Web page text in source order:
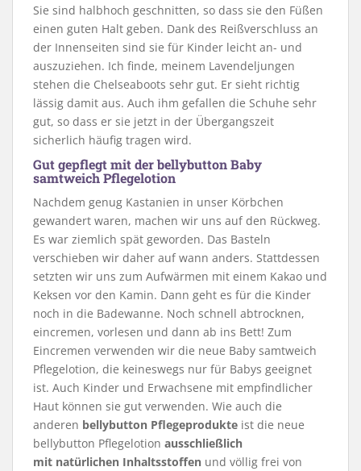
Sie sind halbhoch geschnitten, so dass sie den Füßen
einen guten Halt geben. Dank des Reißverschluss an
der Innenseiten sind sie für Kinder leicht an- und
auszuziehen. Ich finde, meinem Lavendeljungen
stehen die Chelseaboots sehr gut. Er sieht richtig
lässig damit aus. Auch ihm gefallen die Schuhe sehr
gut, so dass er sie jetzt in der Übergangszeit
sicherlich häufig tragen wird.
Gut gepflegt mit der bellybutton Baby
samtweich Pflegelotion
Nachdem genug Kastanien in unser Körbchen
gewandert waren, machen wir uns auf den Rückweg.
Es war ziemlich spät geworden. Das Basteln
verschieben wir daher auf wann anders. Stattdessen
setzten wir uns zum Aufwärmen mit einem Kakao und
Keksen vor den Kamin. Dann geht es für die Kinder
noch in die Badewanne. Noch schnell abtrocknen,
eincremen, vorlesen und dann ab ins Bett! Zum
Eincremen verwenden wir die neue Baby samtweich
Pflegelotion, die keineswegs nur für Babys geeignet
ist. Auch Kinder und Erwachsene mit empfindlicher
Haut können sie gut verwenden. Wie auch die
anderen bellybutton Pflegeprodukte ist die neue
bellybutton Pflegelotion ausschließlich
mit natürlichen Inhaltsstoffen und völlig frei von